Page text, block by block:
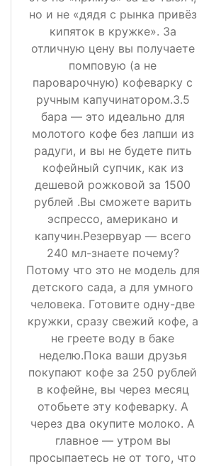
но и не «дядя с рынка привёз
кипяток в кружке». За
отличную цену вы получаете
помповую (а не
пароварочную) кофеварку с
ручным капучинатором.3.5
бара — это идеально для
молотого кофе без лапши из
радуги, и вы не будете пить
кофейный супчик, как из
дешевой рожковой за 1500
рублей .Вы сможете варить
эспрессо, американо и
капучин.Резервуар — всего
240 мл-знаете почему?
Потому что это не модель для
детского сада, а для умного
человека. Готовите одну-две
кружки, сразу свежий кофе, а
не греете воду в баке
неделю.Пока ваши друзья
покупают кофе за 250 рублей
в кофейне, вы через месяц
отобьете эту кофеварку. А
через два окупите молоко. А
главное — утром вы
просыпаетесь не от того, что